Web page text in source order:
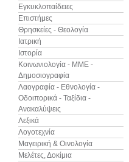
Εγκυκλοπαίδειες
Επιστήμες
Θρησκείες - Θεολογία
Ιατρική
Ιστορία
Κοινωνιολογία - ΜΜΕ -
Δημοσιογραφία
Λαογραφία - Εθνολογία -
Οδοιπορικά - Ταξίδια -
Ανακαλύψεις
Λεξικά
Λογοτεχνία
Μαγειρική & Οινολογία
Μελέτες, Δοκίμια